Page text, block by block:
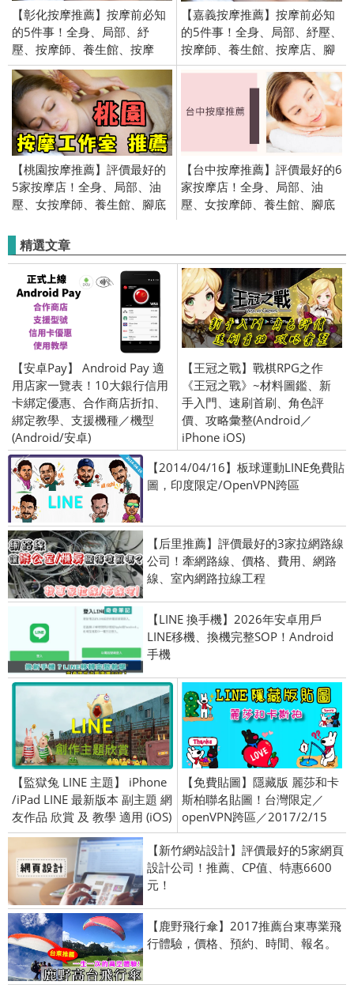
【彰化按摩推薦】按摩前必知
的5件事！全身、局部、紓
壓、按摩師、養生館、按摩
店、腳底按摩、價格、費用、
價錢、特殊 服務
【嘉義按摩推薦】按摩前必知
的5件事！全身、局部、紓壓、
按摩師、養生館、按摩店、腳
底按摩、價格、費用、價錢、
【桃園按摩推薦】評價最好的
5家按摩店！全身、局部、油
壓、女按摩師、養生館、腳底
錢
【台中按摩推薦】評價最好的6
家按摩店！全身、局部、油
壓、女按摩師、養生館、腳底
務、Dcard推薦
精選文章
【安卓Pay】 Android Pay 適
用店家一覽表！10大銀行信用
卡綁定優惠、合作商店折扣、
綁定教學、支援機種／機型
(Android/安卓)
【王冠之戰】戰棋RPG之作
《王冠之戰》~材料圖鑑、新
手入門、速刷首刷、角色評
價、攻略彙整(Android／
iPhone iOS)
【2014/04/16】板球運動LINE免費貼
圖，印度限定/OpenVPN跨區
【后里推薦】評價最好的3家拉網路線
公司！牽網路線、價格、費用、網路
線、室內網路拉線工程
【LINE 換手機】2026年安卓用戶
LINE移機、換機完整SOP！Android
手機
【監獄兔 LINE 主題】 iPhone
/iPad LINE 最新版本 副主題 網
友作品 欣賞 及 教學 適用 (iOS)
【免費貼圖】隱藏版 麗莎和卡
斯柏聯名貼圖！台灣限定／
openVPN跨區／2017/2/15
【新竹網站設計】評價最好的5家網頁
設計公司！推薦、CP值、特惠6600
元！
【鹿野飛行傘】2017推薦台東專業飛
行體驗，價格、預約、時間、報名。